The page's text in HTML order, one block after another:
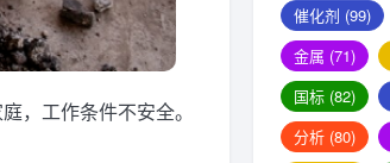
，工作条件不安全。
催化剂 (99)
金属 (71)
国标 (82)
分析 (80)